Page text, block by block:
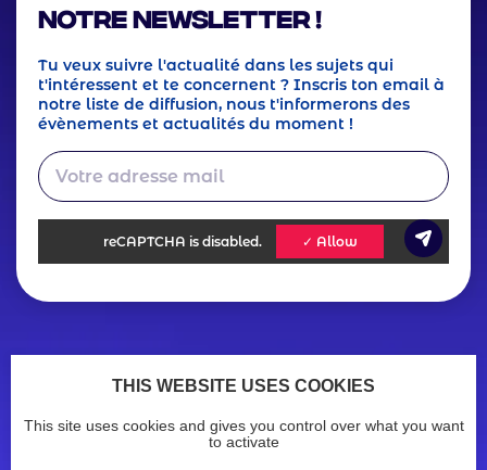
notre Newsletter !
Tu veux suivre l'actualité dans les sujets qui
t'intéressent et te concernent ? Inscris ton email à
notre liste de diffusion, nous t'informerons des
évènements et actualités du moment !
reCAPTCHA is disabled. ✓ Allow
Footer
Menu
Legals
Accessibilité : non conforme
THIS WEBSITE USES COOKIES
This site uses cookies and gives you control over what you want
to activate